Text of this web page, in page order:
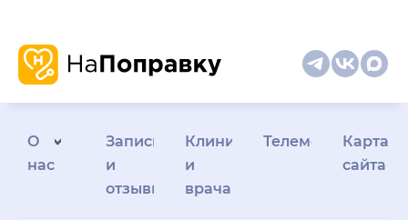
О
нас
Запись
и
отзывы
Клиникам
и
врачам
Телемедицина
Карта
сайта